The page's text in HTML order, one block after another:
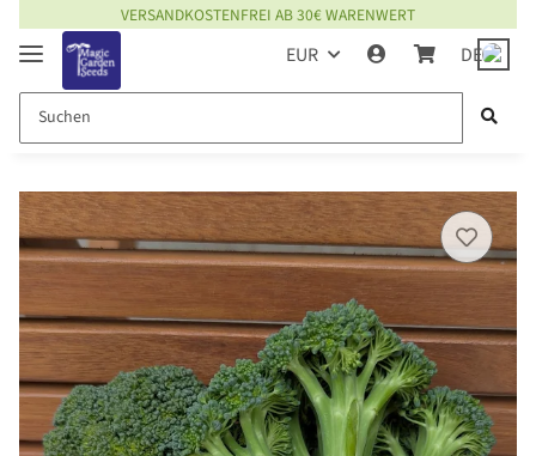
VERSANDKOSTENFREI AB 30€ WARENWERT
EUR DE